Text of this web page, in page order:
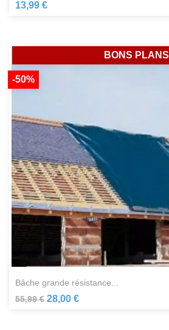
13,99 €
bâche grande résistance...
55,99 €
-50%
28,00 €
BONS PLANS